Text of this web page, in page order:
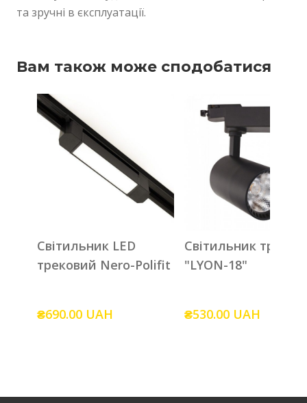
та зручні в єксплуатації.
Вам також може сподобатися
Світильник LED
трековий Nero-Polifit
₴690.00 UAH
Світильник
"LYON-18"
₴530.00 UAH